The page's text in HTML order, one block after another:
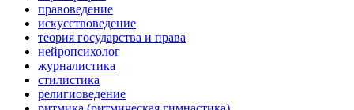
правоведение
искусствоведение
теория государства и права
нейропсихолог
журналистика
стилистика
религиоведение